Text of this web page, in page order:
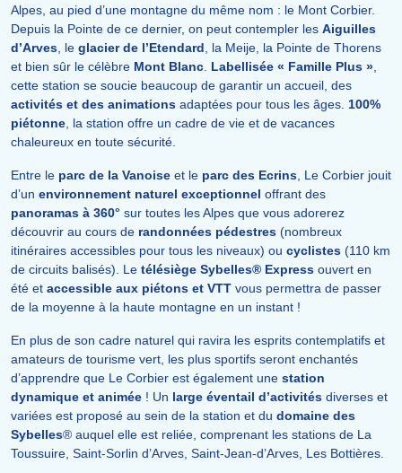
Alpes, au pied d’une montagne du même nom : le Mont Corbier.
Depuis la Pointe de ce dernier, on peut contempler les Aiguilles
d’Arves, le glacier de l’Etendard, la Meije, la Pointe de Thorens
et bien sûr le célèbre Mont Blanc. Labellisée « Famille Plus »,
cette station se soucie beaucoup de garantir un accueil, des
activités et des animations adaptées pour tous les âges. 100%
piétonne, la station offre un cadre de vie et de vacances
chaleureux en toute sécurité.
Entre le parc de la Vanoise et le parc des Ecrins, Le Corbier jouit
d’un environnement naturel exceptionnel offrant des
panoramas à 360° sur toutes les Alpes que vous adorerez
découvrir au cours de randonnées pédestres (nombreux
itinéraires accessibles pour tous les niveaux) ou cyclistes (110 km
de circuits balisés). Le télésiège Sybelles® Express ouvert en
été et accessible aux piétons et VTT vous permettra de passer
de la moyenne à la haute montagne en un instant !
En plus de son cadre naturel qui ravira les esprits contemplatifs et
amateurs de tourisme vert, les plus sportifs seront enchantés
d’apprendre que Le Corbier est également une station
dynamique et animée ! Un large éventail d’activités diverses et
variées est proposé au sein de la station et du domaine des
Sybelles® auquel elle est reliée, comprenant les stations de La
Toussuire, Saint-Sorlin d’Arves, Saint-Jean-d’Arves, Les Bottières.